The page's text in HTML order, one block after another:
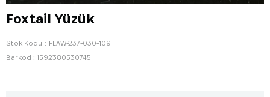
Foxtail Yüzük
Stok Kodu
FLAW-237-030-109
Barkod : 1592380530745